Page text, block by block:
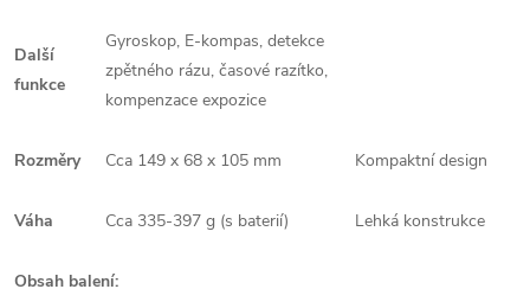
Další
funkce
Gyroskop, E-kompas, detekce
zpětného rázu, časové razítko,
kompenzace expozice
Rozměry Cca 149 x 68 x 105 mm Kompaktní design
Váha Cca 335-397 g (s baterií) Lehká konstrukce
Obsah balení: